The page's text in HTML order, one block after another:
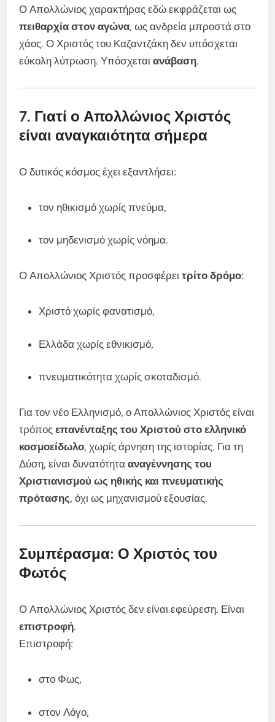
Ο Απολλώνιος χαρακτήρας εδώ εκφράζεται ως
πειθαρχία στον αγώνα, ως ανδρεία μπροστά στο
χάος. Ο Χριστός του Καζαντζάκη δεν υπόσχεται
εύκολη λύτρωση. Υπόσχεταιανάβαση.
7. Γιατί ο Απολλώνιος Χριστός
είναι αναγκαιότητα σήμερα
Ο δυτικός κόσμος έχει εξαντλήσει:
τον ηθικισμό χωρίς πνεύμα,
τον μηδενισμό χωρίς νόημα.
Ο Απολλώνιος Χριστός προσφέρειτρίτο δρόμο:
Χριστό χωρίς φανατισμό,
Ελλάδα χωρίς εθνικισμό,
πνευματικότητα χωρίς σκοταδισμό.
Για τον νέο Ελληνισμό, ο Απολλώνιος Χριστός είναι
τρόποςεπανένταξης του Χριστού στο ελληνικό
κοσμοείδωλο, χωρίς άρνηση της ιστορίας. Για τη
Δύση, είναι δυνατότητααναγέννησης του
Χριστιανισμού ως ηθικής και πνευματικής
πρότασης, όχι ως μηχανισμού εξουσίας.
Συμπέρασμα: Ο Χριστός του
Φωτός
Ο Απολλώνιος Χριστός δεν είναι εφεύρεση. Είναι
επιστροφή.
Επιστροφή:
στο Φως,
στον Λόγο,